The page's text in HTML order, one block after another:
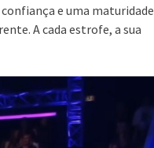
e uma maturidade
A cada estrofe, a sua